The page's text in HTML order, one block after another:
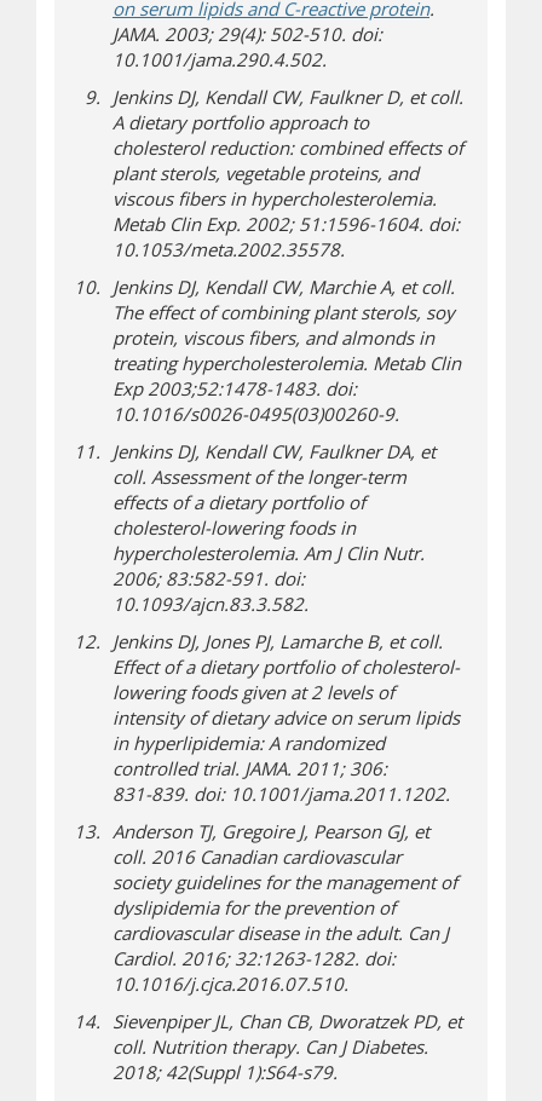
on serum lipids and C-reactive protein(s’ouvre sur
.
JAMA. 2003; 29(4): 502-510. doi:
10.1001/jama.290.4.502.
Jenkins DJ, Kendall CW, Faulkner D, et coll.
A dietary portfolio approach to
cholesterol reduction: combined effects of
plant sterols, vegetable proteins, and
viscous fibers in hypercholesterolemia.
Metab Clin Exp. 2002; 51:1596-1604. doi:
10.1053/meta.2002.35578.
Jenkins DJ, Kendall CW, Marchie A, et coll.
The effect of combining plant sterols, soy
protein, viscous fibers, and almonds in
treating hypercholesterolemia. Metab Clin
Exp 2003;52:1478-1483. doi:
10.1016/s0026-0495(03)00260-9.
Jenkins DJ, Kendall CW, Faulkner DA, et
coll. Assessment of the longer-term
effects of a dietary portfolio of
cholesterol-lowering foods in
hypercholesterolemia. Am J Clin Nutr.
2006; 83:582-591. doi:
10.1093/ajcn.83.3.582.
Jenkins DJ, Jones PJ, Lamarche B, et coll.
Effect of a dietary portfolio of cholesterol-
lowering foods given at 2 levels of
intensity of dietary advice on serum lipids
in hyperlipidemia: A randomized
controlled trial. JAMA. 2011; 306:
831-839. doi: 10.1001/jama.2011.1202.
Anderson TJ, Gregoire J, Pearson GJ, et
coll. 2016 Canadian cardiovascular
society guidelines for the management of
dyslipidemia for the prevention of
cardiovascular disease in the adult. Can J
Cardiol. 2016; 32:1263-1282. doi:
10.1016/j.cjca.2016.07.510.
Sievenpiper JL, Chan CB, Dworatzek PD, et
coll. Nutrition therapy. Can J Diabetes.
2018; 42(Suppl 1):S64-s79.